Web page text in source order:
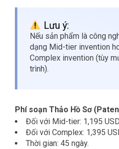
Lưu ý:
Nếu sản phẩm là công
dạng Mid-tier invention
Complex invention (tùy
trình).
Phí soạn Thảo Hồ Sơ
Đối với Mid-tier: 1,195 USD
Đối với Complex: 1,395
Thời gian: 45 ngày.